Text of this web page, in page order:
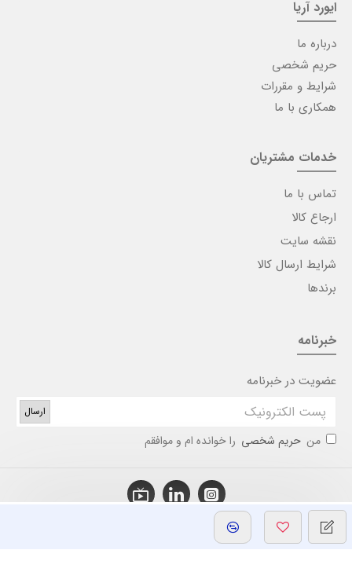
ایورد آریا
درباره ما
حریم شخصی
شرایط و مقررات
همکاری با ما
خدمات مشتریان
تماس با ما
ارجاع کالا
نقشه سایت
شرایط ارسال کالا
برندها
خبرنامه
عضویت در خبرنامه
ارسال
من حریم شخصی را خوانده ام و موافقم
تمامی حقوق این وب سایت متعلق به شرکت ایورد آریا می باشد © 2025